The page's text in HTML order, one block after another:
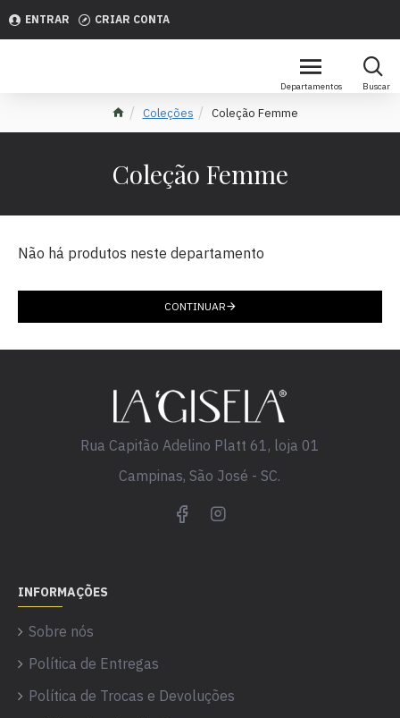
ENTRAR CRIAR CONTA
Coleções Coleção Femme
Coleção Femme
Não há produtos neste departamento
CONTINUAR
Rua Capitão Adelino Platt 61, loja 01
Campinas, São José - SC.
INFORMAÇÕES
Sobre nós
Política de Entregas
Política de Trocas e Devoluções